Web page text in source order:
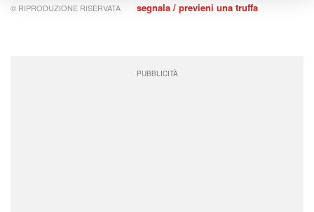
© RIPRODUZIONE RISERVATA segnala / previeni una truffa
PUBBLICITÀ